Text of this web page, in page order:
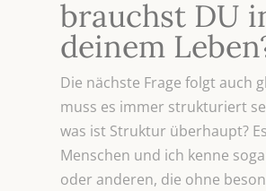
brauchst DU
deinem
Die nächste Frage folgt auch
muss es immer strukturiert
was ist Struktur überhaupt?
Menschen und ich kenne
oder anderen, die ohne